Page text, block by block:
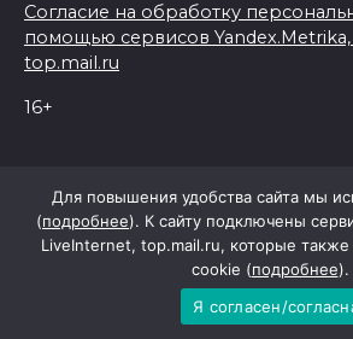
Согласие на обработку
помощью сервисов
top.mail.ru
16+
При поддержке Правительства
Для повышения удобства сайта мы
(подробнее). К сайту подключены
LiveInternet, top.mail.ru, которые
cookie (подробнее).
Я согласен/